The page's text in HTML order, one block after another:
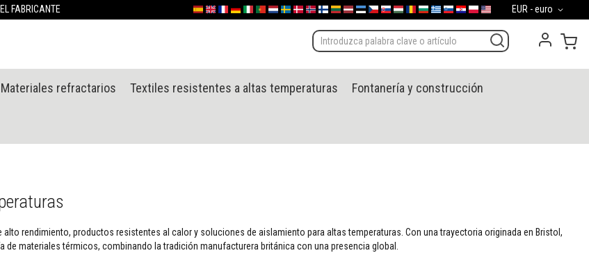
FABRICANTE
al
Moneda
EUR - euro
Español
English (UK)
FranceDeutschland
ItaliaPortugal
Nederland
Sverige
Danmark
NorgeSuomiLietuva
LatvijaEestiČeskoSlovensko
Magyarország
România
България
Ελλάδα
Slovenija
Hrvatska
PolskaEnglish (US)
Mi
Materiales refractarios Textiles resistentes a altas temperaturas Fontanería y construcción
rendimiento, productos resistentes al calor y soluciones de aislamiento para altas temperaturas. Con una trayectoria originada en Bristol,
materiales térmicos, combinando la tradición manufacturera británica con una presencia global.